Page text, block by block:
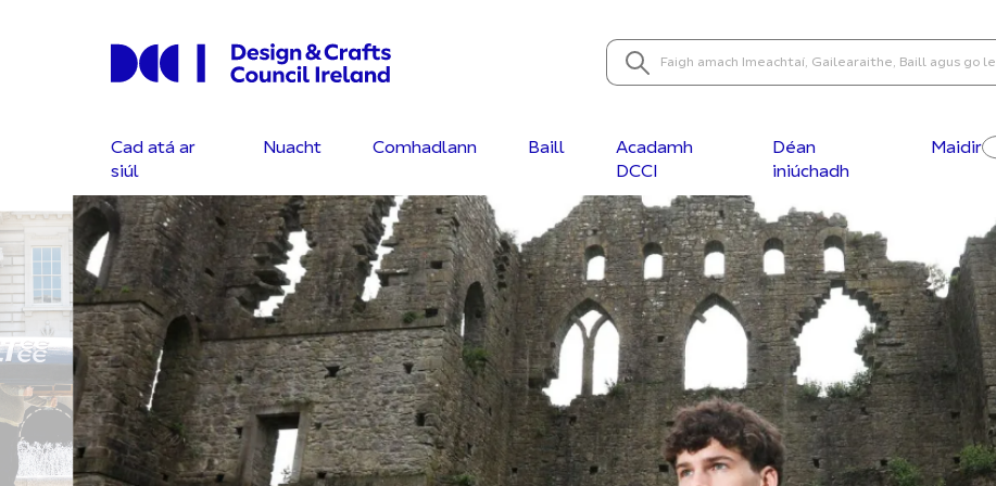
Cad atá ar
siúl
Nuacht Comhadlann Baill
Acadamh
DCCI
Déan
iniúchadh
Maidir